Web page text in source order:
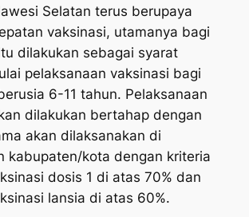
Selatan terus berupaya
vaksinasi, utamanya bagi
dilakukan sebagai syarat
pelaksanaan vaksinasi bagi
6-11 tahun. Pelaksanaan
dilakukan bertahap dengan
akan dilaksanakan di
kabupaten/kota dengan kriteria
dosis 1 di atas 70% dan
lansia di atas 60%.